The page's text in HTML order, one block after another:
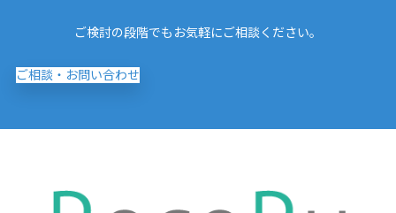
ご検討の段階でもお気軽にご相談ください。
ご相談・お問い合わせ